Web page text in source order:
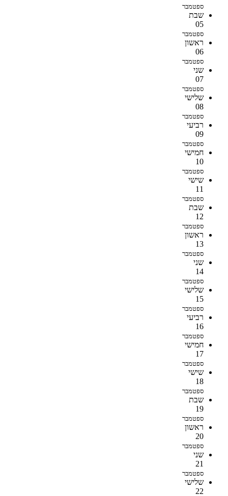
ספטמבר
שבת
05
ספטמבר
ראשון
06
ספטמבר
שני
07
ספטמבר
שלישי
08
ספטמבר
רביעי
09
ספטמבר
חמישי
10
ספטמבר
שישי
11
ספטמבר
שבת
12
ספטמבר
ראשון
13
ספטמבר
שני
14
ספטמבר
שלישי
15
ספטמבר
רביעי
16
ספטמבר
חמישי
17
ספטמבר
שישי
18
ספטמבר
שבת
19
ספטמבר
ראשון
20
ספטמבר
שני
21
ספטמבר
שלישי
22